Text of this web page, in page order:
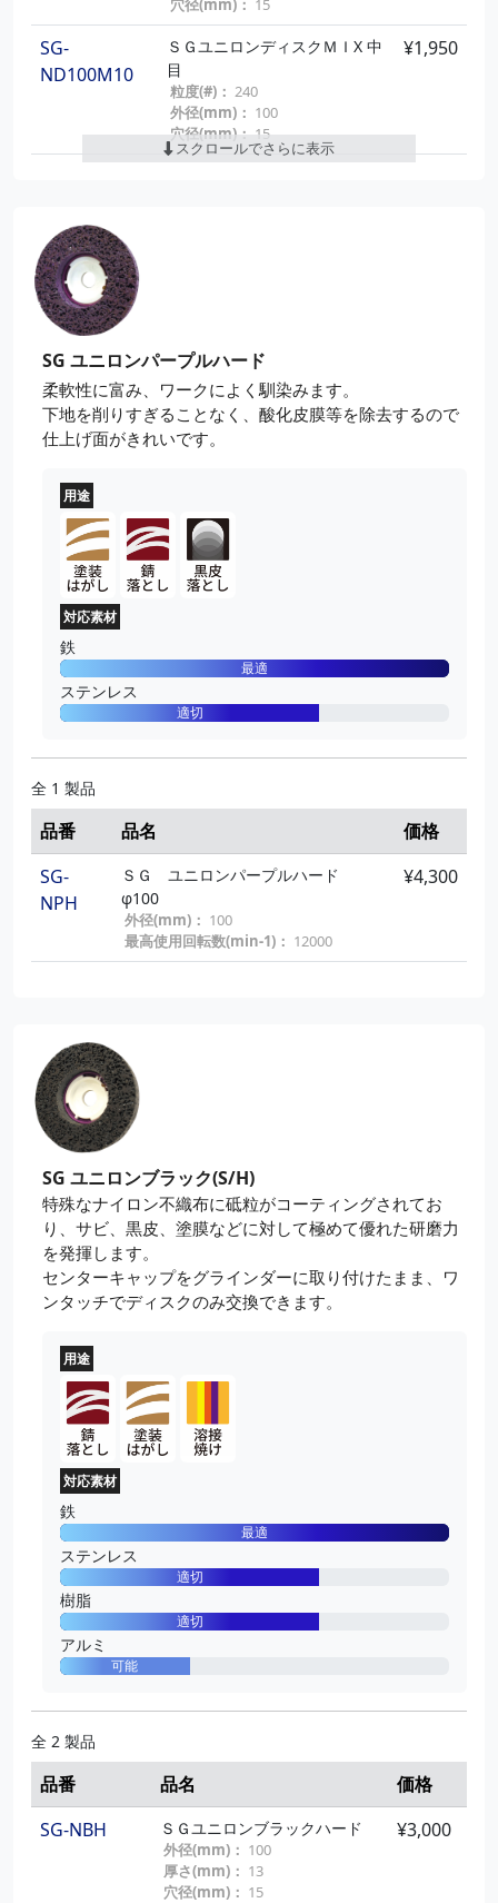
SG-
TOPS3
ＳＧ ユニＴＯＰ φ100 セラミ
ック#４０
粒度(#)：
外径(mm)： 100
穴径(mm)：15
¥1,390
SG-
ＳＧ ユニＴＯＰ φ100 セラミ
¥1,390
SG-
TOPS5
ＳＧ ユニＴＯＰ φ100 セラミ
ック#８０
外径(mm)： 100
穴径(mm)：
SG-
TOPZ3
ＳＧ ユニＴＯＰ φ100 Ｚ４０
粒度(#)：40
¥1,150
SG-
TOPZ4
ＳＧ ユニＴＯＰ φ100 Ｚ６０
粒度(#)：60
外径(mm)：100
砥材：
ジルコニア
SG-
TOPZ5
100
穴径(mm)： 15
SG-
ND100M10
ＳＧユニロンディスクＭＩX 中
目
粒度(#)： 240
外径(mm)： 100
穴径(mm)：15
¥1,950
SG-
ND100M13
粒度(#)：
600
外径(mm)：
100
穴径(mm)： 15
SG-ND100S7
ＳＧユニロンディスク荒目#１
厚さ(mm)：
SG-
ND100S10
ＳＧユニロンディスク中目２４
０
SG-
ND100S11
０
外径(mm)：100
SG-
ND100S13
粒度(#)：
600
外径(mm)：
100
¥1,600
スクロールでさらに表示
SG ユニロンパープルハード
柔軟性に富み、ワークによく馴染みます。
下地を削りすぎることなく、酸化皮膜等を除去するので
仕上げ面がきれいです。
用途
対応素材
鉄
最適
ステンレス
適切
全 1 製品
品番 品名
価格
SG-
NPH
ＳＧ ユニロンパープルハード
φ100
外径(mm)： 100
最高使用回転数(min-1)： 12000
¥4,300
SG ユニロンブラック(S/H)
特殊なナイロン不織布に砥粒がコーティングされてお
り、サビ、黒皮、塗膜などに対して極めて優れた研磨力
を発揮します。
センターキャップをグラインダーに取り付けたまま、ワ
ンタッチでディスクのみ交換できます。
用途
対応素材
鉄
最適
ステンレス
適切
樹脂
適切
アルミ
可能
全 2 製品
品番 品名
価格
SG-NBH
ＳＧユニロンブラックハード
外径(mm)： 100
厚さ(mm)： 13
穴径(mm)： 15
¥3,000